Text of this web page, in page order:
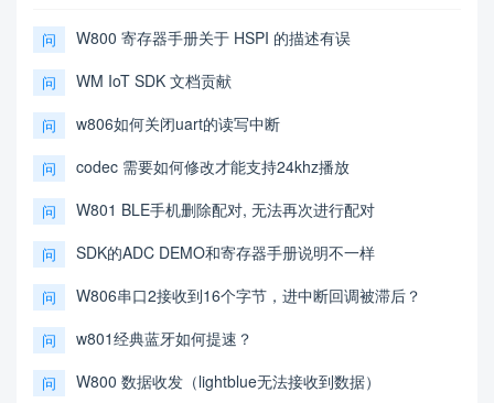
问 W800 寄存器手册关于 HSPI 的描述有误
问 WM IoT SDK 文档贡献
问 w806如何关闭uart的读写中断
问 codec 需要如何修改才能支持24khz播放
问 W801 BLE手机删除配对, 无法再次进行配对
问 SDK的ADC DEMO和寄存器手册说明不一样
问 W806串口2接收到16个字节，进中断回调被滞后？
问 w801经典蓝牙如何提速？
问 W800 数据收发（lightblue无法接收到数据）